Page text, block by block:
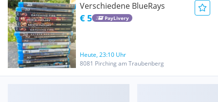
Verschiedene BlueRays
€ 5 PayLivery
Heute, 23:10 Uhr
8081 Pirching am Traubenberg